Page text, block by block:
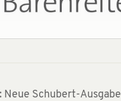
Schubert-Ausgabe